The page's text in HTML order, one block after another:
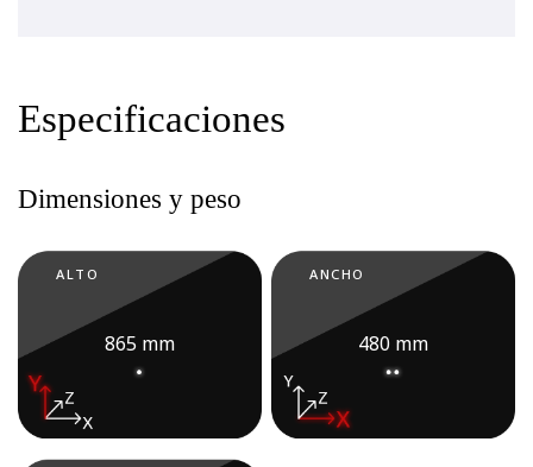
Especificaciones
Dimensiones y peso
ALTO
865 mm
ANCHO
480 mm